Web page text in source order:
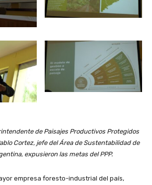
de Paisajes Productivos Protegidos
Cortez, jefe del Área de Sustentabilidad de
expusieron las metas del PPP.
empresa foresto-industrial del país,